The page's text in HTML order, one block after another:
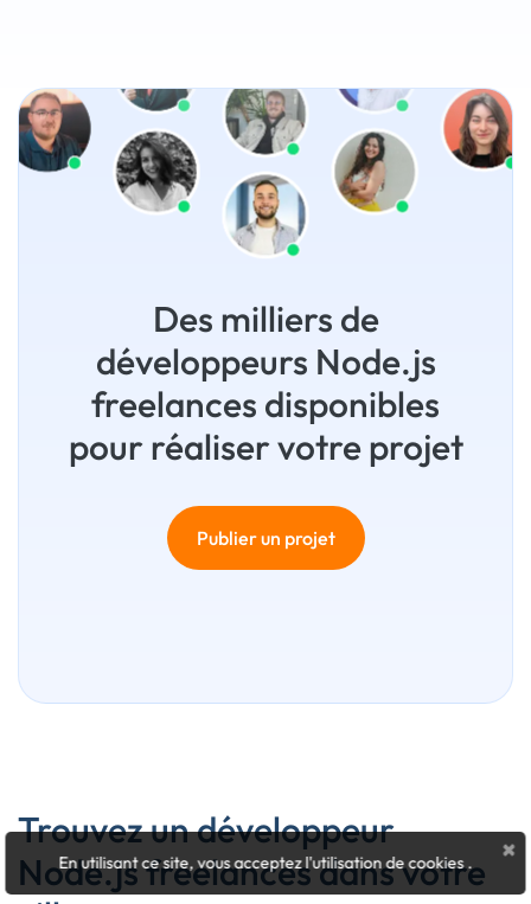
Des milliers de
développeurs Node.js
freelances disponibles
pour réaliser votre projet
Publier un projet
Trouvez un développeur
Node.js freelances dans votre
×
En utilisant ce site, vous acceptez l'utilisation de cookies.